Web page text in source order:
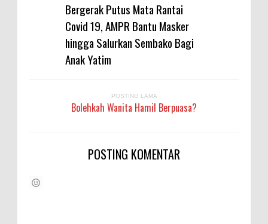
Bergerak Putus Mata Rantai
Covid 19, AMPR Bantu Masker
hingga Salurkan Sembako Bagi
Anak Yatim
POSTING LAMA
Bolehkah Wanita Hamil Berpuasa?
POSTING KOMENTAR